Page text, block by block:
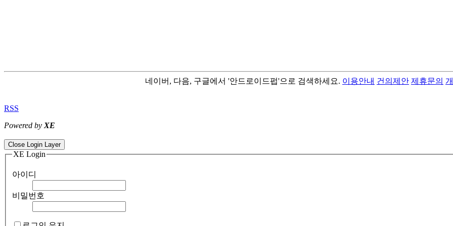
네이버, 다음, 구글에서 '안드로이드펍'으로 검색하세요. 이용안내 건의제안 제휴문의
RSS
Powered by XE
Close Login Layer
XE Login
아이디
비밀번호